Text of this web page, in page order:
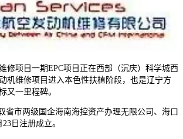
项目一期EPC项目正在西部（沉庆）科学城西
机维修项目进入本色性扶植阶段，也是辽宁方
又一里程碑。
市两级国企海南海控资产办理无限公司、海口
日注册成立。